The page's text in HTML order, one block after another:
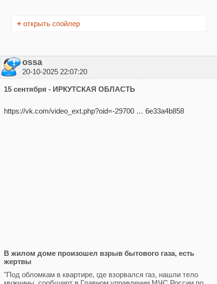
+открыть спойлер
ossa
20-10-2025 22:07:20
15 сентября - ИРКУТСКАЯ ОБЛАСТЬ
https://vk.com/video_ext.php?oid=-29700 … 6e33a4b858
В жилом доме произошел взрыв бытового газа, есть
жертвы
"Под обломкам в квартире, где взорвался газ, нашли тело